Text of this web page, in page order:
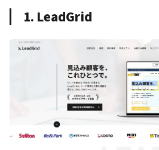
1. LeadGrid